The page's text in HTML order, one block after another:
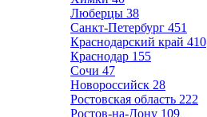
Люберцы 38
Санкт-Петербург 451
Краснодарский край 410
Краснодар 155
Сочи 47
Новороссийск 28
Ростовская область 222
Ростов-на-Дону 109